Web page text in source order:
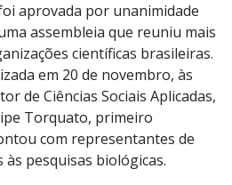
aprovada por unanimidade
assembleia que reuniu mais
científicas brasileiras.
em 20 de novembro, às
de Ciências Sociais Aplicadas,
Torquato, primeiro
com representantes de
pesquisas biológicas.